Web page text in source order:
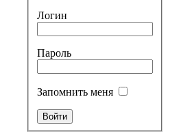
Логин
Пароль
Запомнить меня